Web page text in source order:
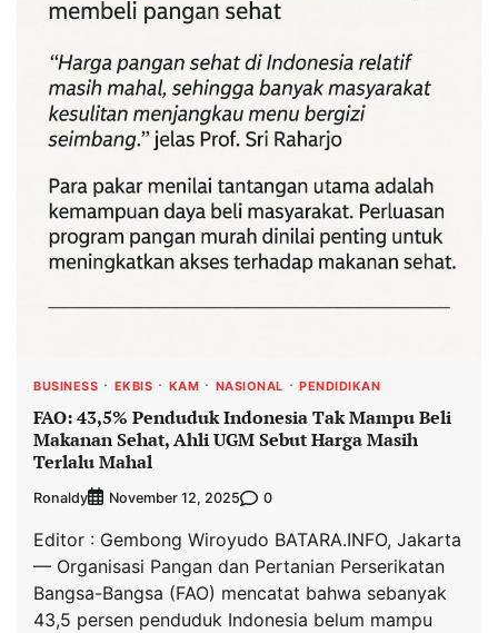
BUSINESS EKBIS KAM NASIONAL PENDIDIKAN
FAO: 43,5% Penduduk Indonesia Tak Mampu Beli
Makanan Sehat, Ahli UGM Sebut Harga Masih
Terlalu Mahal
Ronaldy November 12, 2025 0
Editor : Gembong Wiroyudo BATARA.INFO, Jakarta
— Organisasi Pangan dan Pertanian Perserikatan
Bangsa-Bangsa (FAO) mencatat bahwa sebanyak
43,5 persen penduduk Indonesia belum mampu